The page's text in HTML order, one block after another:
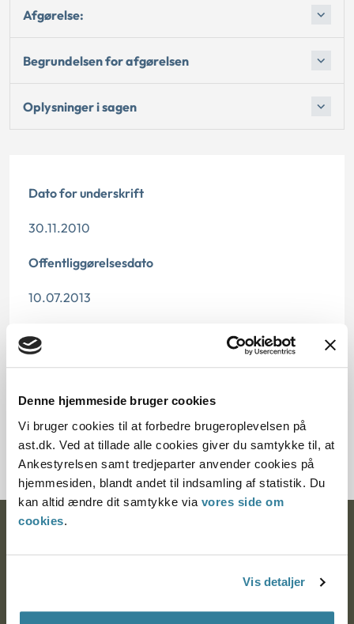
Denne hjemmeside bruger cookies
Vi bruger cookies til at forbedre brugeroplevelsen på
ast.dk. Ved at tillade alle cookies giver du samtykke til, at
Ankestyrelsen samt tredjeparter anvender cookies på
hjemmesiden, blandt andet til indsamling af statistik. Du
kan altid ændre dit samtykke via vores side om
cookies.
Vis detaljer
Afgørelse:
Begrundelsen for afgørelsen
Oplysninger i sagen
Dato for underskrift
30.11.2010
Offentliggørelsesdato
10.07.2013
Paragraf
§ 39
Journalnummer
8500081-09